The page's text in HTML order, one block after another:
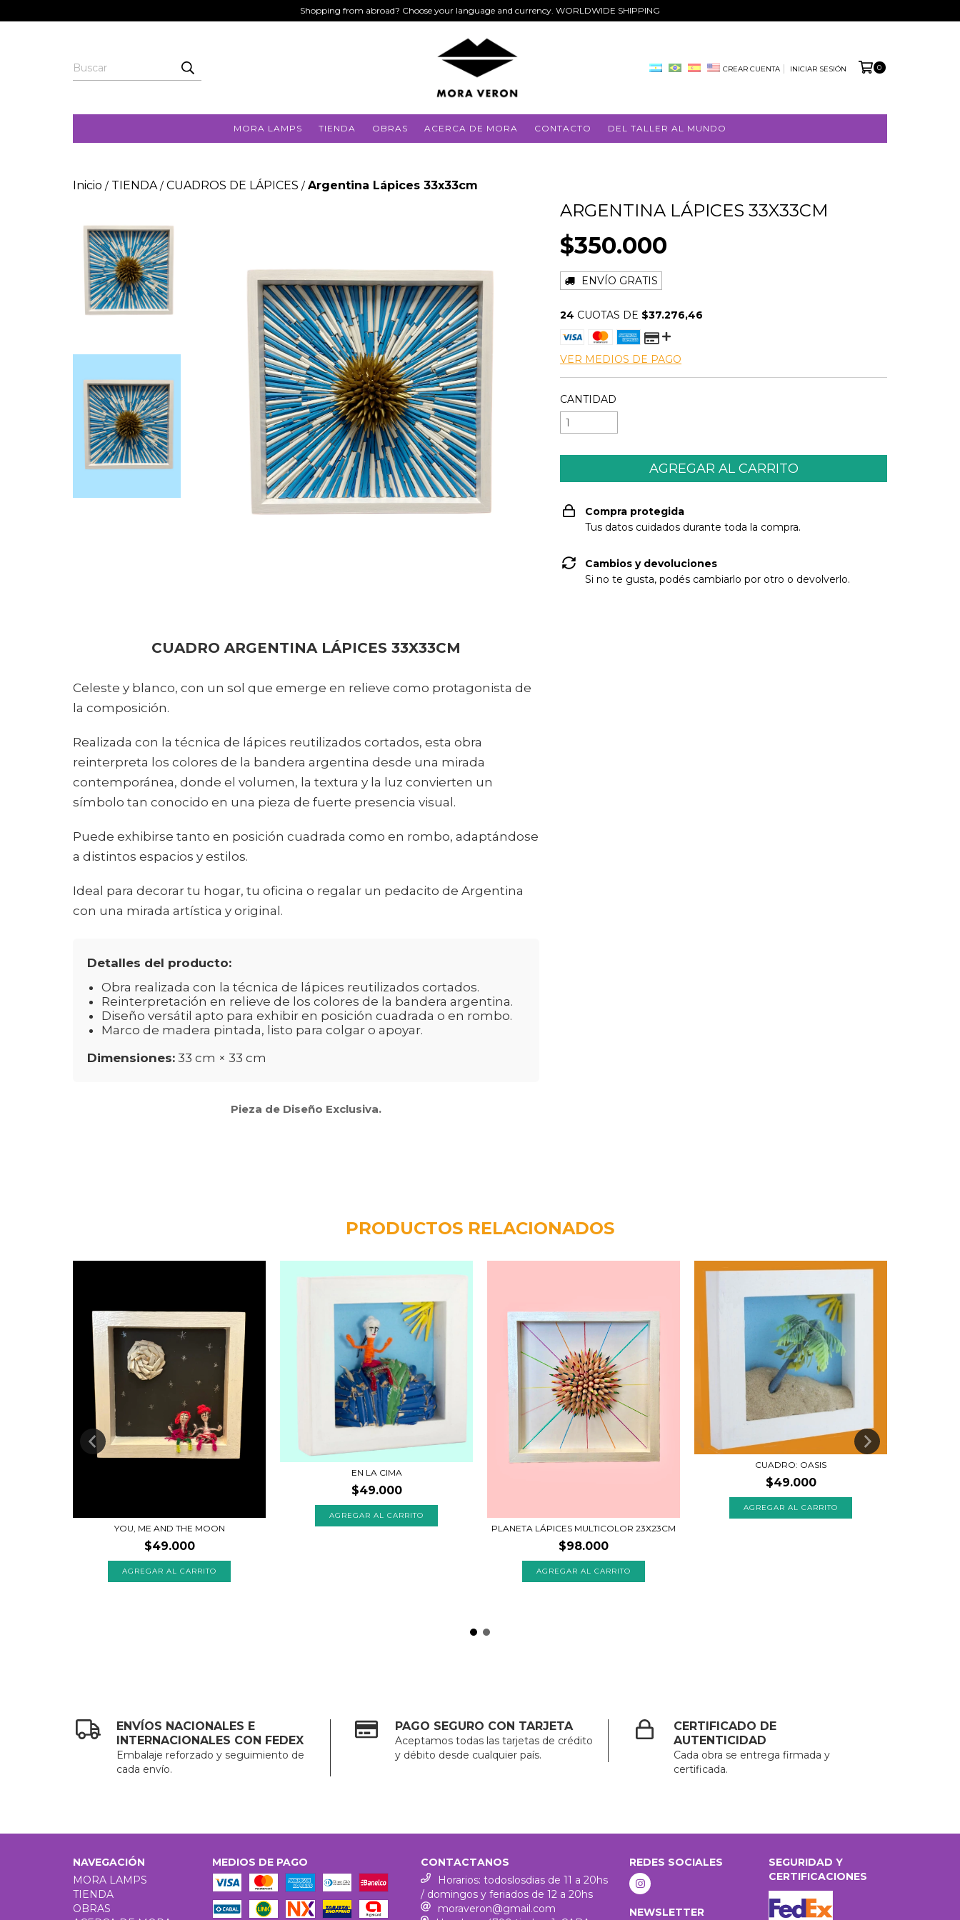
Shopping from abroad? Choose your language and currency. WORLDWIDE SHIPPING
CREAR CUENTA INICIAR SESIÓN 0
MORA LAMPS TIENDA OBRAS ACERCA DE MORA CONTACTO DEL TALLER AL MUNDO
Inicio / TIENDA / CUADROS DE LÁPICES / Argentina Lápices 33x33cm
CUADRO ARGENTINA LÁPICES 33X33CM
Celeste y blanco, con un sol que emerge en relieve como protagonista de
la composición.
Realizada con la técnica de lápices reutilizados cortados, esta obra
reinterpreta los colores de la bandera argentina desde una mirada
contemporánea, donde el volumen, la textura y la luz convierten un
símbolo tan conocido en una pieza de fuerte presencia visual.
Puede exhibirse tanto en posición cuadrada como en rombo, adaptándose
a distintos espacios y estilos.
Ideal para decorar tu hogar, tu oficina o regalar un pedacito de Argentina
con una mirada artística y original.
Detalles del producto:
Obra realizada con la técnica de lápices reutilizados cortados.
Reinterpretación en relieve de los colores de la bandera argentina.
Diseño versátil apto para exhibir en posición cuadrada o en rombo.
Marco de madera pintada, listo para colgar o apoyar.
Dimensiones: 33 cm × 33 cm
Pieza de Diseño Exclusiva.
ARGENTINA LÁPICES 33X33CM
$350.000
ENVÍO GRATIS
24 CUOTAS DE $37.276,46
VER MEDIOS DE PAGO
CANTIDAD
Compra protegida
Tus datos cuidados durante toda la compra.
Cambios y devoluciones
Si no te gusta, podés cambiarlo por otro o devolverlo.
PRODUCTOS RELACIONADOS
YOU, ME AND THE MOON
$49.000
EN LA CIMA
$49.000
PLANETA LÁPICES MULTICOLOR 23X23CM
$98.000
CUADRO: OASIS
$49.000
ENVÍOS NACIONALES E
INTERNACIONALES CON FEDEX
Embalaje reforzado y seguimiento de
cada envío.
PAGO SEGURO CON TARJETA
Aceptamos todas las tarjetas de crédito
y débito desde cualquier país.
CERTIFICADO DE
AUTENTICIDAD
Cada obra se entrega firmada y
certificada.
NAVEGACIÓN
MORA LAMPS
TIENDA
OBRAS
MEDIOS DE PAGO
CONTACTANOS
Horarios: todoslosdias de 11 a 20hs
/ domingos y feriados de 12 a 20hs
moraveron@gmail.com
REDES SOCIALES
NEWSLETTER
SEGURIDAD Y
CERTIFICACIONES